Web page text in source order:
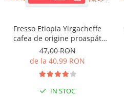
Fresso Etiopia Yirgacheffe
cafea de origine proaspăt
prăjită și măcinată
47,00 RON
de la 40,99 RON
IN STOC